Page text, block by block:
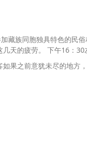
藏族同胞独具特色的民
天的疲劳。
下午16 ： 30
果之前意犹未尽的地方